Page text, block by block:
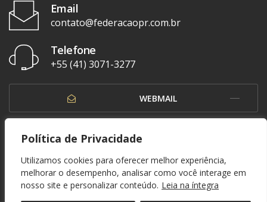
Política de Privacidade
Utilizamos cookies para oferecer melhor experiência,
melhorar o desempenho, analisar como você interage em
nosso site e personalizar conteúdo. Leia na íntegra
Email
contato@federacaopr.com.br
Telefone
+55 (41) 3071-3277
WEBMAIL
OUVIDORIA
© 1937 - 2026. Federação Paranaense de Futebol. Todos os direitos reservados. By